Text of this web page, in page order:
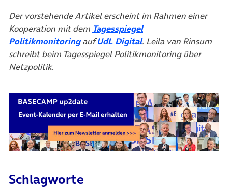
Der vorstehende Artikel erscheint im Rahmen einer
Kooperation mit dem Tagesspiegel
Politikmonitoring aufUdL Digital. Leila van Rinsum
schreibt beim Tagesspiegel Politikmonitoring über
Netzpolitik.
Schlagworte